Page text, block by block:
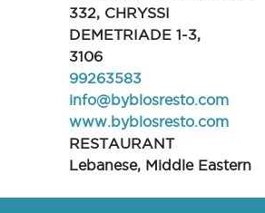
332, CHRYSSI
DEMETRIADE 1-3,
3106
99263583
info@byblosresto.com
www.byblosresto.com
RESTAURANT
Lebanese, Middle Eastern